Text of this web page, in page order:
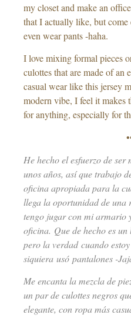
my closet and make an
that I actually like, but come
even wear pants -haha.
I love mixing formal pieces
culottes that are made of an
casual wear like this jersey
modern vibe, I feel it makes
for anything, especially for
He hecho el esfuerzo de
unos años, así que trabajo
oficina apropiada para la
llega la oportunidad de
tengo jugar con mi armario
oficina. Que de hecho es
pero la verdad cuando
siquiera usó pantalones -
Me encanta la mezcla de
un par de culottes negros
elegante, con ropa más